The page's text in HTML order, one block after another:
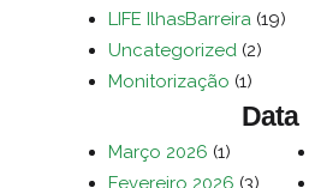
LIFE IlhasBarreira (19)
Uncategorized (2)
Monitorização (1)
Data
Março 2026 (1)
Fevereiro 2026 (3)